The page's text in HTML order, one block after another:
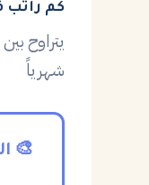
كم راتب
شهرياً
🎨